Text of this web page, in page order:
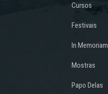
Cursos
Festivais
In Memoriam
Mostras
Papo Delas